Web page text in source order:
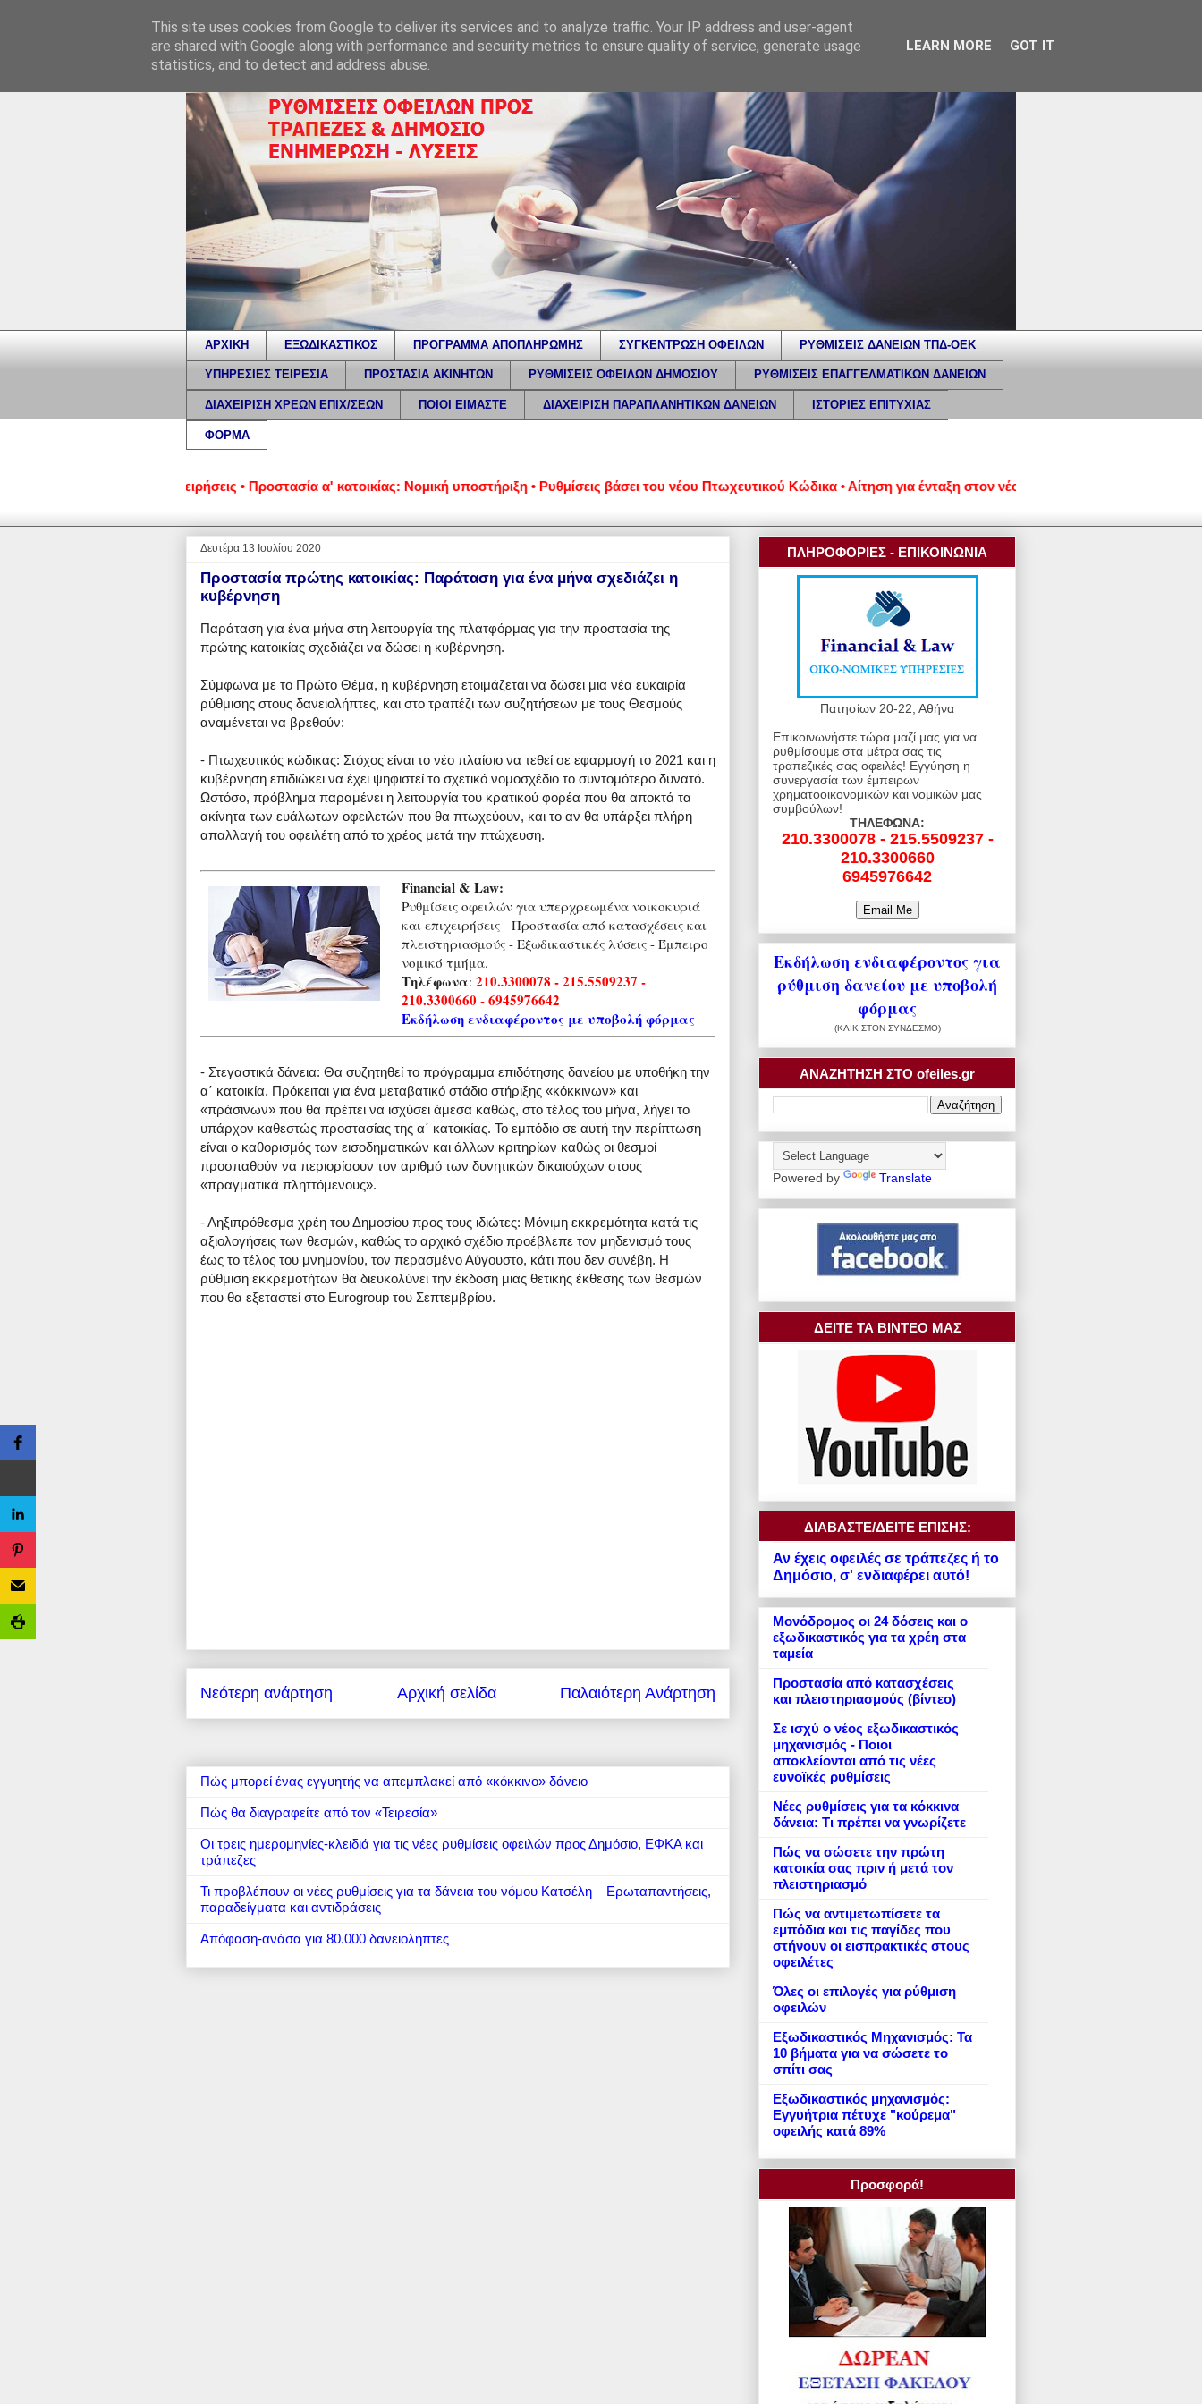
ΑΡΧΙΚΗ ΕΞΩΔΙΚΑΣΤΙΚΟΣ ΠΡΟΓΡΑΜΜΑ ΑΠΟΠΛΗΡΩΜΗΣ ΣΥΓΚΕΝΤΡΩΣΗ ΟΦΕΙΛΩΝ ΡΥΘΜΙΣΕΙΣ ΔΑΝΕΙΩΝ ΤΠΔ-ΟΕΚ
ΥΠΗΡΕΣΙΕΣ ΤΕΙΡΕΣΙΑ ΠΡΟΣΤΑΣΙΑ ΑΚΙΝΗΤΩΝ ΡΥΘΜΙΣΕΙΣ ΟΦΕΙΛΩΝ ΔΗΜΟΣΙΟΥ ΡΥΘΜΙΣΕΙΣ ΕΠΑΓΓΕΛΜΑΤΙΚΩΝ ΔΑΝΕΙΩΝ
ΔΙΑΧΕΙΡΙΣΗ ΧΡΕΩΝ ΕΠΙΧ/ΣΕΩΝ ΠΟΙΟΙ ΕΙΜΑΣΤΕ ΔΙΑΧΕΙΡΙΣΗ ΠΑΡΑΠΛΑΝΗΤΙΚΩΝ ΔΑΝΕΙΩΝ ΙΣΤΟΡΙΕΣ ΕΠΙΤΥΧΙΑΣ
ΦΟΡΜΑ
και επιχειρήσεις • Προστασία α' κατοικίας: Νομική υποστήριξη • Ρυθμίσεις βάσει του νέου Πτωχευτικού Κώδικα • Αίτηση για ένταξη στον νέο εξωδικαστικό μηχανισμό
Δευτέρα 13 Ιουλίου 2020
Προστασία πρώτης κατοικίας: Παράταση για ένα μήνα σχεδιάζει η
κυβέρνηση
Παράταση για ένα μήνα στη λειτουργία της πλατφόρμας για την προστασία της
πρώτης κατοικίας σχεδιάζει να δώσει η κυβέρνηση.
Σύμφωνα με το Πρώτο Θέμα, η κυβέρνηση ετοιμάζεται να δώσει μια νέα ευκαιρία
ρύθμισης στους δανειολήπτες, και στο τραπέζι των συζητήσεων με τους Θεσμούς
αναμένεται να βρεθούν:
- Πτωχευτικός κώδικας: Στόχος είναι το νέο πλαίσιο να τεθεί σε εφαρμογή το 2021 και η
κυβέρνηση επιδιώκει να έχει ψηφιστεί το σχετικό νομοσχέδιο το συντομότερο δυνατό.
Ωστόσο, πρόβλημα παραμένει η λειτουργία του κρατικού φορέα που θα αποκτά τα
ακίνητα των ευάλωτων οφειλετών που θα πτωχεύουν, και το αν θα υπάρξει πλήρη
απαλλαγή του οφειλέτη από το χρέος μετά την πτώχευση.
Financial & Law:
Ρυθμίσεις οφειλών για υπερχρεωμένα νοικοκυριά
και επιχειρήσεις - Προστασία από κατασχέσεις και
πλειστηριασμούς - Εξωδικαστικές λύσεις - Έμπειρο
νομικό τμήμα.
Τηλέφωνα: 210.3300078 - 215.5509237 -
210.3300660 - 6945976642
Εκδήλωση ενδιαφέροντος με υποβολή φόρμας
- Στεγαστικά δάνεια: Θα συζητηθεί το πρόγραμμα επιδότησης δανείου με υποθήκη την
α΄ κατοικία. Πρόκειται για ένα μεταβατικό στάδιο στήριξης «κόκκινων» και
«πράσινων» που θα πρέπει να ισχύσει άμεσα καθώς, στο τέλος του μήνα, λήγει το
υπάρχον καθεστώς προστασίας της α΄ κατοικίας. Το εμπόδιο σε αυτή την περίπτωση
είναι ο καθορισμός των εισοδηματικών και άλλων κριτηρίων καθώς οι θεσμοί
προσπαθούν να περιορίσουν τον αριθμό των δυνητικών δικαιούχων στους
«πραγματικά πληττόμενους».
- Ληξιπρόθεσμα χρέη του Δημοσίου προς τους ιδιώτες: Μόνιμη εκκρεμότητα κατά τις
αξιολογήσεις των θεσμών, καθώς το αρχικό σχέδιο προέβλεπε τον μηδενισμό τους
έως το τέλος του μνημονίου, τον περασμένο Αύγουστο, κάτι που δεν συνέβη. Η
ρύθμιση εκκρεμοτήτων θα διευκολύνει την έκδοση μιας θετικής έκθεσης των θεσμών
που θα εξεταστεί στο Eurogroup του Σεπτεμβρίου.
Νεότερη ανάρτηση Παλαιότερη Ανάρτηση
Αρχική σελίδα
Πώς μπορεί ένας εγγυητής να απεμπλακεί από «κόκκινο» δάνειο
Πώς θα διαγραφείτε από τον «Τειρεσία»
Οι τρεις ημερομηνίες-κλειδιά για τις νέες ρυθμίσεις οφειλών προς Δημόσιο, ΕΦΚΑ και
τράπεζες
Τι προβλέπουν οι νέες ρυθμίσεις για τα δάνεια του νόμου Κατσέλη – Ερωταπαντήσεις,
παραδείγματα και αντιδράσεις
Απόφαση-ανάσα για 80.000 δανειολήπτες
ΠΛΗΡΟΦΟΡΙΕΣ - ΕΠΙΚΟΙΝΩΝΙΑ
Πατησίων 20-22, Αθήνα
Επικοινωνήστε τώρα μαζί μας για να
ρυθμίσουμε στα μέτρα σας τις
τραπεζικές σας οφειλές! Εγγύηση η
συνεργασία των έμπειρων
χρηματοοικονομικών και νομικών μας
συμβούλων!
ΤΗΛΕΦΩΝΑ:
210.3300078 - 215.5509237 -
210.3300660
6945976642
Εκδήλωση ενδιαφέροντος για
ρύθμιση δανείου με υποβολή
φόρμας
(ΚΛΙΚ ΣΤΟΝ ΣΥΝΔΕΣΜΟ)
ΑΝΑΖΗΤΗΣΗ ΣΤΟ ofeiles.gr
Powered by Translate
ΔΕΙΤΕ ΤΑ ΒΙΝΤΕΟ ΜΑΣ
ΔΙΑΒΑΣΤΕ/ΔΕΙΤΕ ΕΠΙΣΗΣ:
Αν έχεις οφειλές σε τράπεζες ή το
Δημόσιο, σ' ενδιαφέρει αυτό!
Μονόδρομος οι 24 δόσεις και ο
εξωδικαστικός για τα χρέη στα
ταμεία
Προστασία από κατασχέσεις
και πλειστηριασμούς (βίντεο)
Σε ισχύ ο νέος εξωδικαστικός
μηχανισμός - Ποιοι
αποκλείονται από τις νέες
ευνοϊκές ρυθμίσεις
Νέες ρυθμίσεις για τα κόκκινα
δάνεια: Τι πρέπει να γνωρίζετε
Πώς να σώσετε την πρώτη
κατοικία σας πριν ή μετά τον
πλειστηριασμό
Πώς να αντιμετωπίσετε τα
εμπόδια και τις παγίδες που
στήνουν οι εισπρακτικές στους
οφειλέτες
Όλες οι επιλογές για ρύθμιση
οφειλών
Εξωδικαστικός Μηχανισμός: Τα
10 βήματα για να σώσετε το
σπίτι σας
Εξωδικαστικός μηχανισμός:
Εγγυήτρια πέτυχε "κούρεμα"
οφειλής κατά 89%
Προσφορά!
This site uses cookies from Google to deliver its services and to analyze traffic. Your IP address and user-agent
are shared with Google along with performance and security metrics to ensure quality of service, generate usage
statistics, and to detect and address abuse.
LEARN MORE GOT IT